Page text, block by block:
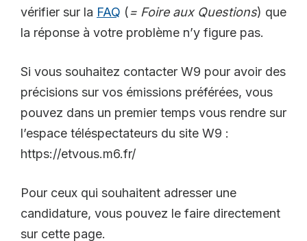
vérifier sur la FAQ (= Foire aux Questions) que
la réponse à votre problème n’y figure pas.
Si vous souhaitez contacter W9 pour avoir des
précisions sur vos émissions préférées, vous
pouvez dans un premier temps vous rendre sur
l’espace téléspectateurs du site W9 :
https://etvous.m6.fr/
Pour ceux qui souhaitent adresser une
candidature, vous pouvez le faire directement
sur cette page.